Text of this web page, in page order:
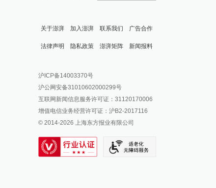
关于澎湃 加入澎湃 联系我们 广告合作
法律声明 隐私政策 澎湃矩阵
澎湃新闻公众号
澎湃新闻抖音号
派生万物开放平台
IP SHANGHAI
SIXTH TONE
新闻报料
报料邮箱: news@thepaper.cn
沪ICP备14003370号
沪公网安备31010602000299号
互联网新闻信息服务许可证：31120170006
增值电信业务经营许可证：沪B2-2017116
© 2014-2026 上海东方报业有限公司